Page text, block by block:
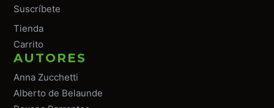
Suscríbete
Tienda
Carrito
AUTORES
Anna Zucchetti
Alberto de Belaunde